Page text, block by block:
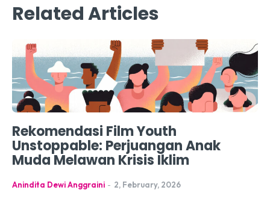
Related Articles
Rekomendasi Film Youth
Unstoppable: Perjuangan Anak
Muda Melawan Krisis Iklim
Anindita Dewi Anggraini - 2, February, 2026